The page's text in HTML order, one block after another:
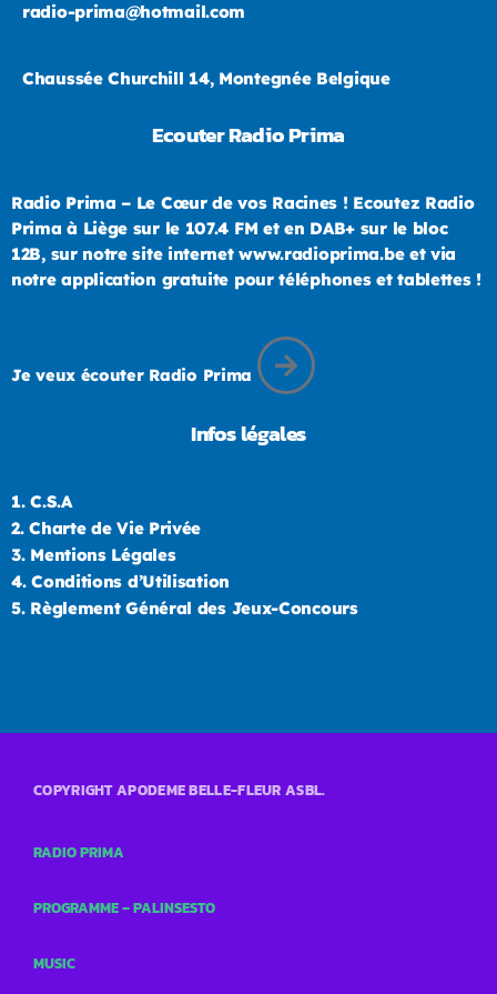
radio-prima@hotmail.com
Chaussée Churchill 14, Montegnée Belgique
Ecouter Radio Prima
Radio Prima – Le Cœur de vos Racines ! Ecoutez Radio
Prima à Liège sur le 107.4 FM et en DAB+ sur le bloc
12B, sur notre site internet www.radioprima.be et via
notre application gratuite pour téléphones et tablettes !
Je veux écouter Radio Prima
Infos légales
1. C.S.A
2. Charte de Vie Privée
3. Mentions Légales
4. Conditions d’Utilisation
5. Règlement Général des Jeux-Concours
COPYRIGHT APODEME BELLE-FLEUR ASBL.
RADIO PRIMA
PROGRAMME – PALINSESTO
MUSIC